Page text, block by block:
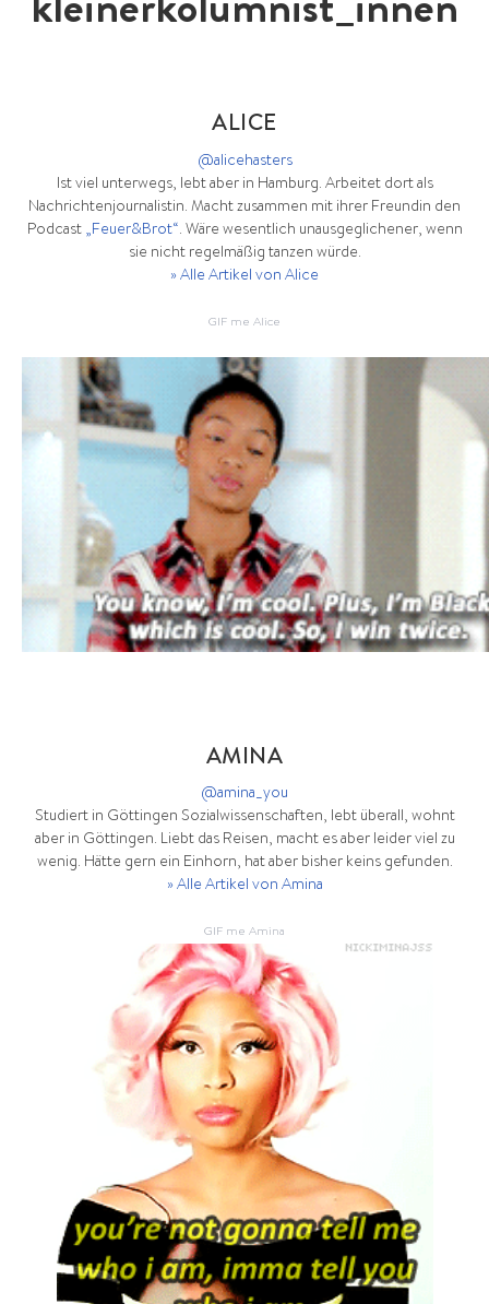
kleinerkolumnist_innen
ALICE
@alicehasters
Ist viel unterwegs, lebt aber in Hamburg. Arbeitet dort als
Nachrichtenjournalistin. Macht zusammen mit ihrer Freundin den
Podcast „Feuer&Brot“. Wäre wesentlich unausgeglichener, wenn
sie nicht regelmäßig tanzen würde.
» Alle Artikel von Alice
GIF me Alice
AMINA
@amina_you
Studiert in Göttingen Sozialwissenschaften, lebt überall, wohnt
aber in Göttingen. Liebt das Reisen, macht es aber leider viel zu
wenig. Hätte gern ein Einhorn, hat aber bisher keins gefunden.
» Alle Artikel von Amina
GIF me Amina